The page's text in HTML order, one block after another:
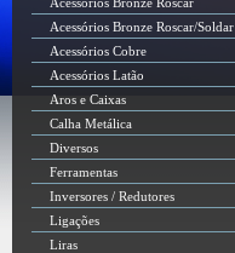
Acessórios Bronze Roscar/Soldar
Acessórios Cobre
Acessórios Latão
Aros e Caixas
Calha Metálica
Diversos
Ferramentas
Inversores / Redutores
Ligações
Liras